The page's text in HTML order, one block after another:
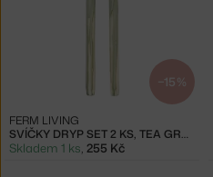
−15 %
SVÍČKY DRYP SET 2 KS, TEA GREEN
FERM LIVING
Skladem 1 ks, 255 Kč